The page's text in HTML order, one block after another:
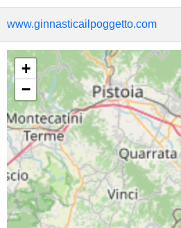
www.ginnasticailpoggetto.com
+
−